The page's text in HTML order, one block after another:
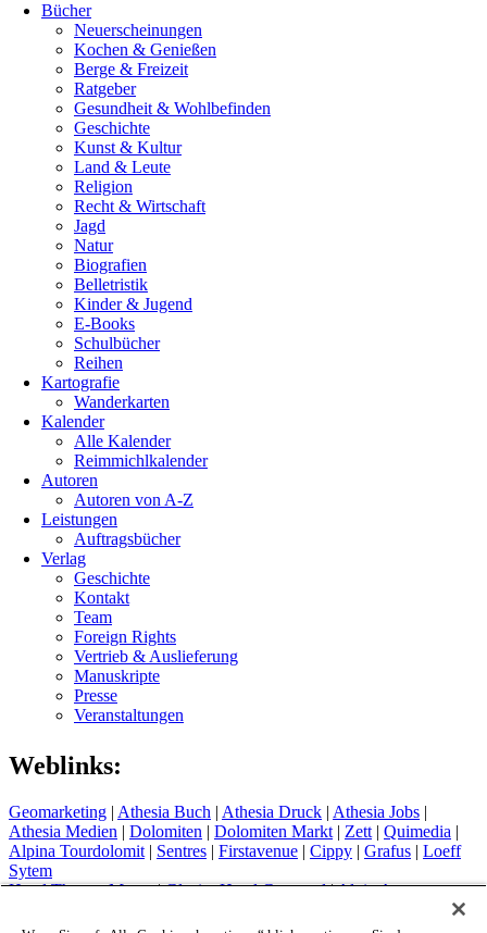
Bücher
Neuerscheinungen
Kochen & Genießen
Berge & Freizeit
Ratgeber
Gesundheit & Wohlbefinden
Geschichte
Kunst & Kultur
Land & Leute
Religion
Recht & Wirtschaft
Jagd
Natur
Biografien
Belletristik
Kinder & Jugend
E-Books
Schulbücher
Reihen
Kartografie
Wanderkarten
Kalender
Alle Kalender
Reimmichlkalender
Autoren
Autoren von A-Z
Leistungen
Auftragsbücher
Verlag
Geschichte
Kontakt
Team
Foreign Rights
Vertrieb & Auslieferung
Manuskripte
Presse
Veranstaltungen
Weblinks:
Geomarketing | Athesia Buch | Athesia Druck | Athesia Jobs |
Athesia Medien | Dolomiten | Dolomiten Markt | Zett | Quimedia |
Alpina Tourdolomit | Sentres | Firstavenue | Cippy | Grafus | Loeff
Sytem
Hotel Therme Meran|Glacier Hotel Grawand|Alpin Arena